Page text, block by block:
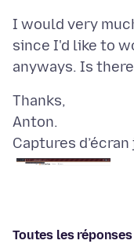
I would very
since I'd like to
Thanks,
Captures
Toutes les réponses